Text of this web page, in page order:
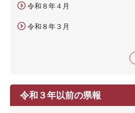
令和８年４月
令和８年３月
令和３年以前の県報